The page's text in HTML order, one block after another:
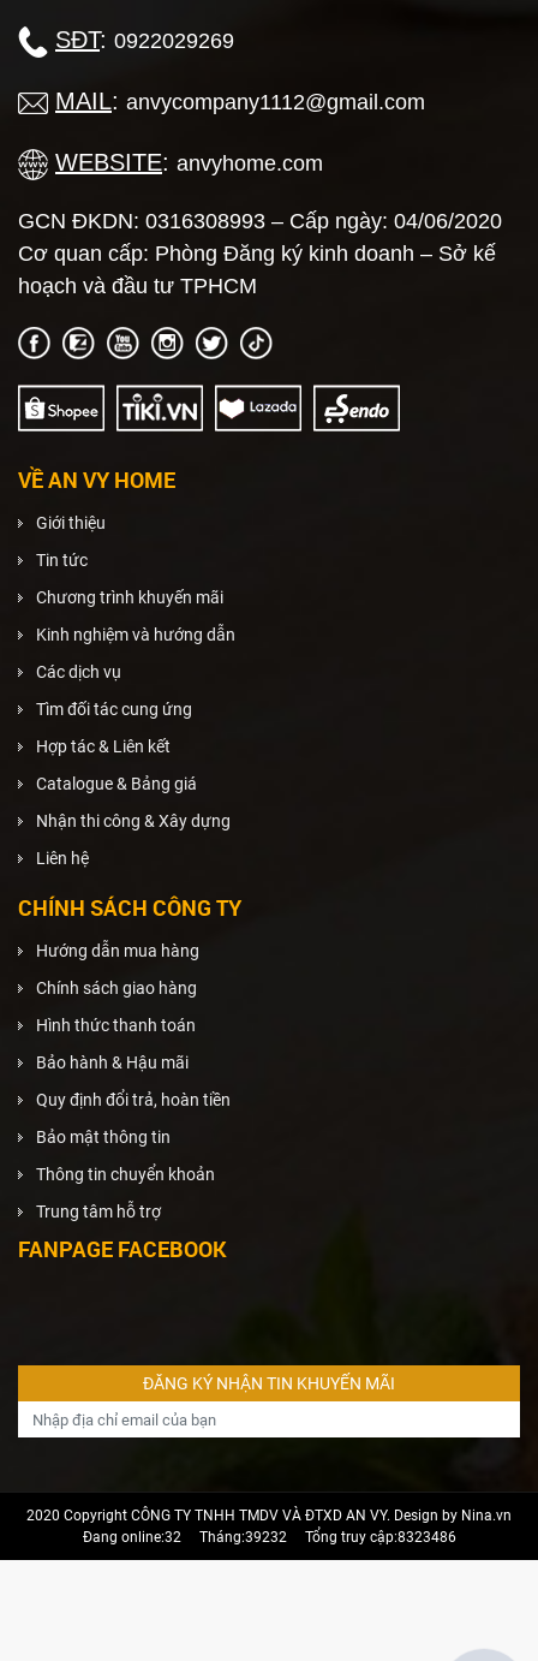
SĐT: 0922029269
MAIL: anvycompany1112@gmail.com
WEBSITE: anvyhome.com
GCN ĐKDN: 0316308993 – Cấp ngày: 04/06/2020
Cơ quan cấp: Phòng Đăng ký kinh doanh – Sở kế
hoạch và đầu tư TPHCM
VỀ AN VY HOME
Giới thiệu
Tin tức
Chương trình khuyến mãi
Kinh nghiệm và hướng dẫn
Các dịch vụ
Tìm đối tác cung ứng
Hợp tác & Liên kết
Catalogue & Bảng giá
Nhận thi công & Xây dựng
Liên hệ
CHÍNH SÁCH CÔNG TY
Hướng dẫn mua hàng
Chính sách giao hàng
Hình thức thanh toán
Bảo hành & Hậu mãi
Quy định đổi trả, hoàn tiền
Bảo mật thông tin
Thông tin chuyển khoản
Trung tâm hỗ trợ
FANPAGE FACEBOOK
2020 Copyright CÔNG TY TNHH TMDV VÀ ĐTXD AN VY. Design by Nina.vn
Đang online:32
Tháng:39232 Tổng truy cập:8323486